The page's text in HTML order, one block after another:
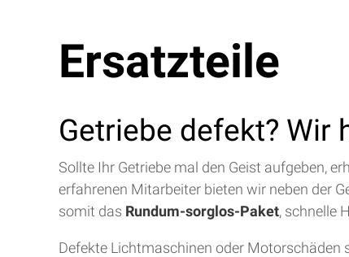
Ersatzteile
Getriebe defekt? Wir
Sollte Ihr Getriebe mal den Geist aufgeben,
erfahrenen Mitarbeiter bieten wir neben der
somit das Rundum-sorglos-Paket, schnelle
Defekte Lichtmaschinen oder Motorschäden